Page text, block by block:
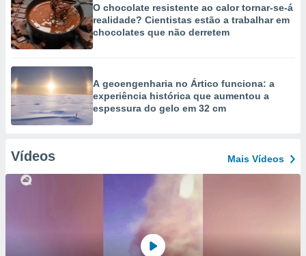
O chocolate resistente ao calor tornar-se-á
realidade? Cientistas estão a trabalhar em
chocolates que não derretem
A geoengenharia no Ártico funciona: a
experiência histórica que aumentou a
espessura do gelo em 32 cm
Vídeos Mais Vídeos